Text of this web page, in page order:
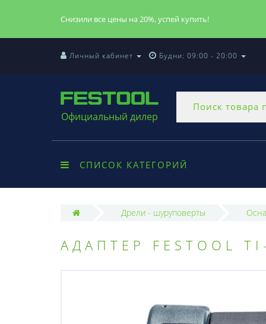
Снизили все цены на 20%, успей купить!
Личный кабинет Будни: 09:00 - 20:00
Официальный дилер
СПИСОК КАТЕГОРИЙ
Дрели - шуруповерты
АДАПТЕР FESTOOL